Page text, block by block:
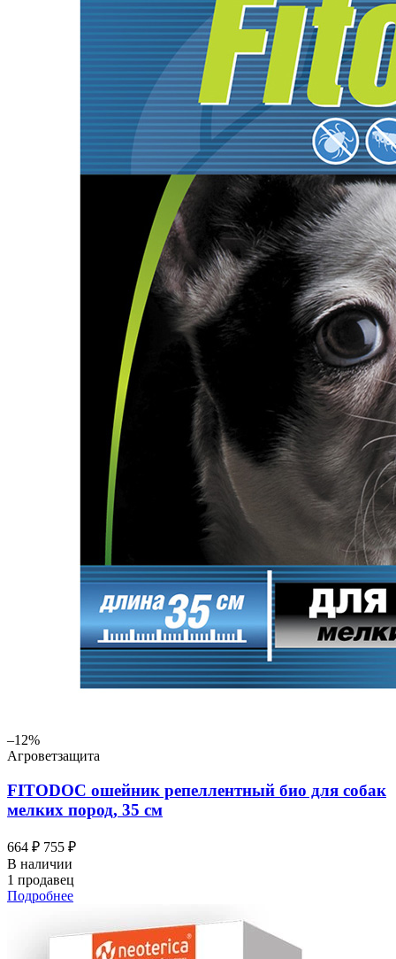
–12%
Агроветзащита
FITODOC ошейник репеллентный био для собак
мелких пород, 35 см
664 ₽ 755 ₽
В наличии
1 продавец
Подробнее